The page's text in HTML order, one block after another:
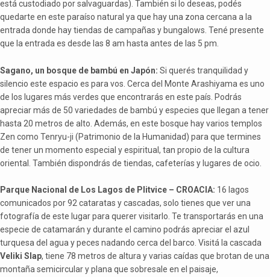
está custodiado por salvaguardas). También si lo deseas, podés
quedarte en este paraíso natural ya que hay una zona cercana a la
entrada donde hay tiendas de campañas y bungalows. Tené presente
que la entrada es desde las 8 am hasta antes de las 5 pm.
Sagano, un bosque de bambú en Japón: Si querés tranquilidad y
silencio este espacio es para vos. Cerca del Monte Arashiyama es uno
de los lugares más verdes que encontrarás en este país. Podrás
apreciar más de 50 variedades de bambú y especies que llegan a tener
hasta 20 metros de alto. Además, en este bosque hay varios templos
Zen como Tenryu-ji (Patrimonio de la Humanidad) para que termines
de tener un momento especial y espiritual, tan propio de la cultura
oriental. También dispondrás de tiendas, cafeterías y lugares de ocio.
Parque Nacional de Los Lagos de Plitvice – CROACIA: 16 lagos
comunicados por 92 cataratas y cascadas, solo tienes que ver una
fotografía de este lugar para querer visitarlo. Te transportarás en una
especie de catamarán y durante el camino podrás apreciar el azul
turquesa del agua y peces nadando cerca del barco. Visitá la cascada
Veliki Slap, tiene 78 metros de altura y varias caídas que brotan de una
montaña semicircular y plana que sobresale en el paisaje,